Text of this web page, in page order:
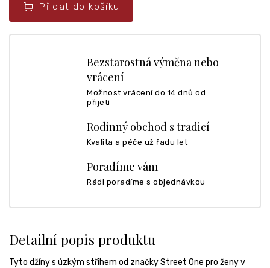
Přidat do košíku
Bezstarostná výměna nebo
vrácení
Možnost vrácení do 14 dnů od
přijetí
Rodinný obchod s tradicí
Kvalita a péče už řadu let
Poradíme vám
Rádi poradíme s objednávkou
Detailní popis produktu
Tyto džíny s úzkým střihem od značky Street One pro ženy v